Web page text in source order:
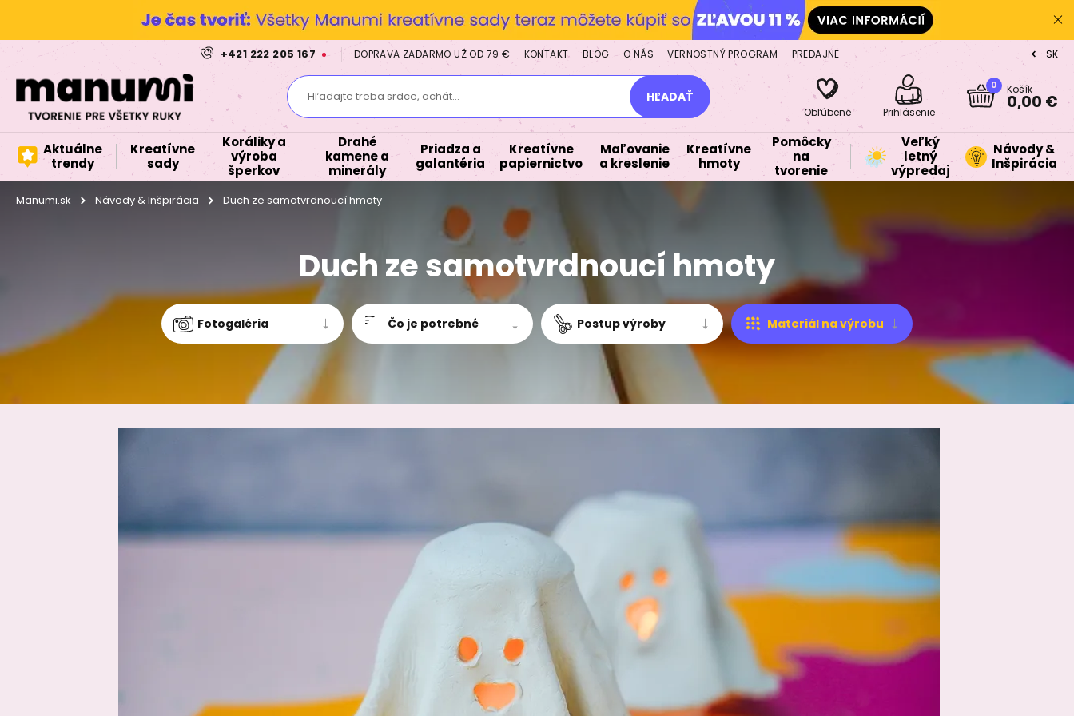
+421 222 205 167 DOPRAVA ZADARMO UŽ OD 79 € KONTAKT BLOG O NÁS VERNOSTNÝ PROGRAM PREDAJNE CZ
SK
Hľadajte treba srdce, achát... HĽADAŤ
Obľúbené Prihlásenie
0 Košík
0,00 €
Aktuálne
trendy
Kreatívne
sady
Koráliky a
výroba
šperkov
Drahé
kamene a
minerály
Priadza a
galantéria
Kreatívne
papiernictvo
Maľovanie
a kreslenie
Kreatívne
hmoty
Pomôcky
na
tvorenie
Veľký
letný
výpredaj
Návody &
Inšpirácia
Manumi.sk Návody & Inšpirácia Duch ze samotvrdnoucí hmoty
Duch ze samotvrdnoucí hmoty
Fotogaléria Čo je potrebné Postup výroby Materiál na výrobu